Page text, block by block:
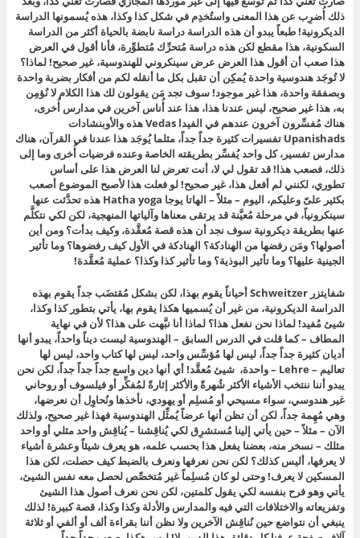
ذلك أُضرِب عن هذا المعنى واستُخدِم في شكل كذا وكذا، هذه يُسمونها الدراسة
الديكرونية! طبعاً يبدو أن هذه الدراسة دراسة نابضة بالحياة أكثر من الدراسة
السكونية، هذا مقطع لكن هذه دراسة مُتحرِّك مُتطوِّرة، فأنا أقول في العرض
هذا صعب أن أقول هذا العرض عرض سينكروني للهندوسية، غير صحيح! لماذا؟
لا تُوجَد هندوسية واحدة يُمكِن أن تقبل بكل ما أنقله لكم من أفكار بضربة واحدة
وبصفقة واحدة، هذا غير موجود! سوف تجد مَن يقولون لك هذا الكلام لا نُؤمِن
به، هذا غير صحيح، ليس عندنا هذا، هذا عند أُناس آخرين في مدارس أُخرى،
هناك مُفسِّرون آخرون عندهم في الفيدا Vedas هذه والأوبنشادات
Upanishads تفسيرات كثيرة جداً جداً، مثلما يُوجَد هذا عندنا في القرآن، هناك
مدارس تفسير، كل واحد يُفسِّر بطريقته الخاصة وعنده فرضيات أُخرى وما إلى
ذلك، فصعب هذا! قد تقول لي لا، أنت تعرض لنا العرض هذا على أساس
تطوري، لكنني لم أفعل هذا، غير صحيح! لو فعلت هذا لأصبح الموضوع أصعب
بكثير علىّ وعليكم، اليوم – مثلاً – الهاتا يوجا Hatha yoga هذه تحدَّثت عنها
سينكرونياً، في مرحلة مُعيَّنة قد يرتقى معناها وآلياتها المنهجية، لكن لكي نتكلَّم
عنها بطريقة ديكرونية سوف نجد أن هذه قصة مُعقَّدة، وكيف بدأت؟ ومن أين
أصولها؟ ومَن رفضها من الهنادكة؟ الهنادكة في الأول كيف رفضوها؟ وما تأثير
الجينية عليها؟ وما تأثير البوذية؟ وما تأثير كذا وكذا؟ عملية مُعقَّدة!
شفايتزر Schweitzer أحياناً يقوم بهذا، لكن بشكل مُقتضَب جداً يقوم بهذه
الدراسة الديكرونية، من غير أن يُسميها هكذا يقوم بها، يأتي بتطور كذا وكذا،
شيئ مُفيد! لماذا نحن نفعل هذا؟ لماذا أنا نبَّهت على هذا؟ لأن في نهاية
المطاف – كما قلت في الدرس السابق – الهندوسية ليست ديناً واحداً، يبدو أنها
أديان كثيرة جداً جداً، ليس لها مُؤسِّس واحد، ليس لها كتاب واحد، ليس لها
تعاليم – Lehre – واحدة، شيئ مُعقَّد! أي أنها دين واسع جداً جداً جداً، لكن نحن
يبدو أننا ننتخب الأشياء الأكثر شُهرةً والأكثر إثارةً لمُفكِّر أو فيلسوف أو روحاني
غير هندوسي، سواء مسيحي أو مُسلِم أو يهودي، نأخذها ونُحاوِل أن نعرضها،
وهي مُهِمة جداً، لكن أن تظن أنها عرضاً يُمثِّل الهندوسية فهذا غير صحيح، ولذلك
الآن – مثلاً – حين يأتي إلينا مُستشرِق لكي يُناقِشنا – يُناقِش واحد مثلي أو واحد
مثلك – نسخر منه، بعضنا يفعل هذا بحسب علمه، هو يعرف شيئاً وعشرة أشياء
لا يعرفها، أليس كذلك؟ لكن نحن نعرفها ونعرف بالضبط كيف حصلت، لكن هذا
المسكين لا يعرف! وحتى لو كان مُسلِماً غير مُتخصِّص لحصل معه نفس الشيئ،
يأتي وهو فرح بنفسه لكي يقول كلمتين، لكن نحن نعرف أصول هذا الشيئ
وتفريعاته والاختلافات التي فيه والمدارس والأدلة وكذا وكذا، قصة كبيرة! لذلك
ينبغي أن نتواضع حين نُناقِش الآخرين ولا نظن أننا بقراءة ألف أو ألفي أو ثلاثة